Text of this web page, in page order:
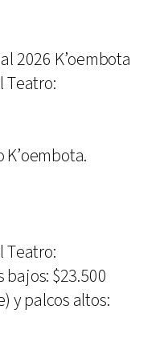
2026 K’oembota
Teatro:
Teatro:
bajos: $23.500
y palcos altos: